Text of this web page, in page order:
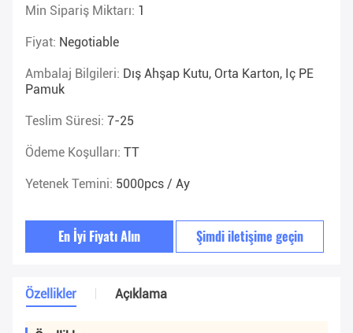
Min Sipariş Miktarı: 1
Fiyat: Negotiable
Ambalaj Bilgileri: Dış Ahşap Kutu, Orta Karton, Iç PE
Pamuk
Teslim Süresi: 7-25
Ödeme Koşulları: TT
Yetenek Temini: 5000pcs / Ay
En İyi Fiyatı Alın Şimdi iletişime geçin
Özellikler Açıklama